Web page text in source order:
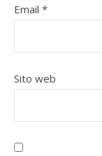
Email *
Sito web